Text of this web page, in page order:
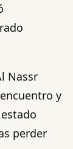
Nassr
y
perder